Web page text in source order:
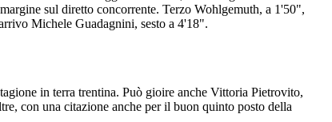
sul diretto concorrente. Terzo Wohlgemuth, a 1'50",
Michele Guadagnini, sesto a 4'18".
in terra trentina. Può gioire anche Vittoria Pietrovito,
con una citazione anche per il buon quinto posto della